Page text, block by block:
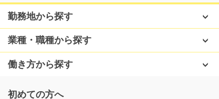
工場で食材を機械に投入するお仕事/y03_01155
急募
嬉しい駅チカ案件☆選べるお休み☆週3日からお仕事出来
ます♪洋菓子を製造し…
長期（3ヶ月以上）
時給1000円~
勤務地から探す
業種・職種から探す
働き方から探す
初めての方へ